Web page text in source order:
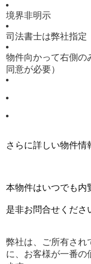
境界非明示
司法書士は弊社指定
物件向かって右側の
同意が必要）
さらに詳しい物件
本物件はいつでも内
是非お問合せくださ
弊社は、ご所有され
に、お客様が一番の